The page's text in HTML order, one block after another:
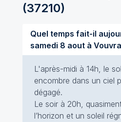
(37210)
Quel temps fait-il
samedi 8 aout à
L'après-midi à 14h, le
encombre dans un ciel
dégagé.
Le soir à 20h,
l’horizon et un soleil